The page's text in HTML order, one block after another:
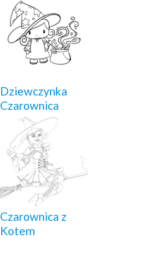
Dziewczynka
Czarownica
Czarownica z
Kotem